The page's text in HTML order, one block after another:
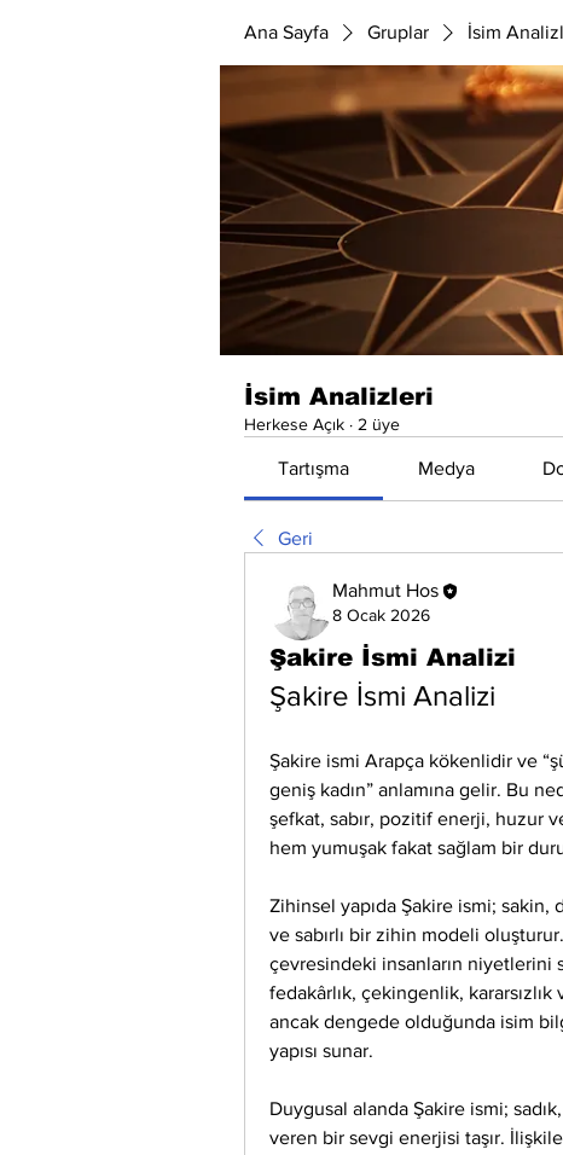
Ana Sayfa Gruplar İsim
İsim Analizleri
Herkese Açık · 2 üye
Tartışma Medya
Geri
Mahmut Hos
8 Ocak 2026
Şakire İsmi Analizi
Şakire İsmi Analizi
Şakire ismi Arapça kökenlidir ve
geniş kadın” anlamına gelir. Bu
şefkat, sabır, pozitif enerji, huzur
hem yumuşak fakat sağlam bir
Zihinsel yapıda Şakire ismi; sakin,
ve sabırlı bir zihin modeli
çevresindeki insanların niyetlerini
fedakârlık, çekingenlik, kararsızlık
ancak dengede olduğunda isim
yapısı sunar.
Duygusal alanda Şakire ismi;
veren bir sevgi enerjisi taşır.